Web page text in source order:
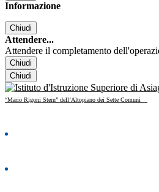
Informazione
Chiudi
Attendere...
Attendere il completamento
Chiudi
Chiudi
“Mario Rigoni Stern” dell’Altopiano dei Sette Comuni